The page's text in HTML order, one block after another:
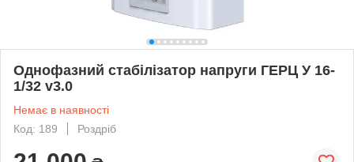
Однофазний стабілізатор напруги ГЕРЦ У 16-
1/32 v3.0
Немає в наявності
Код: 189
Роздріб